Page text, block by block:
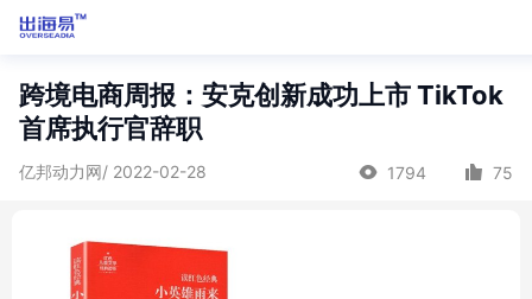
跨境电商周报：安克创新成功上市 TikTok
首席执行官辞职
亿邦动力网/ 2022-02-28 1794 75